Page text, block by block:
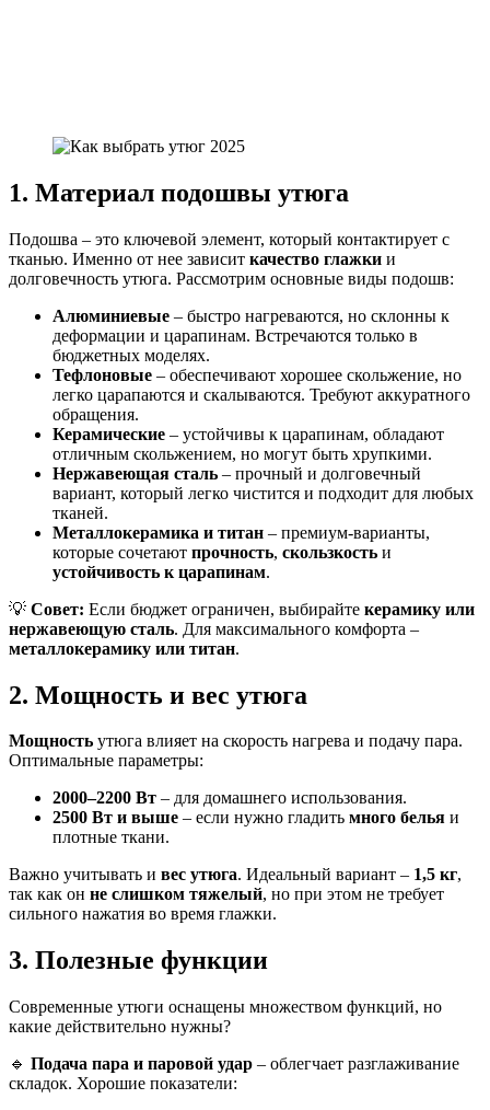
1. Материал подошвы утюга
Подошва – это ключевой элемент, который контактирует с
тканью. Именно от нее зависит качество глажки и
долговечность утюга. Рассмотрим основные виды подошв:
Алюминиевые – быстро нагреваются, но склонны к
деформации и царапинам. Встречаются только в
бюджетных моделях.
Тефлоновые – обеспечивают хорошее скольжение, но
легко царапаются и скалываются. Требуют аккуратного
обращения.
Керамические – устойчивы к царапинам, обладают
отличным скольжением, но могут быть хрупкими.
Нержавеющая сталь – прочный и долговечный
вариант, который легко чистится и подходит для любых
тканей.
Металлокерамика и титан – премиум-варианты,
которые сочетают прочность, скользкость и
устойчивость к царапинам.
💡 Совет: Если бюджет ограничен, выбирайте керамику или
нержавеющую сталь. Для максимального комфорта –
металлокерамику или титан.
2. Мощность и вес утюга
Мощность утюга влияет на скорость нагрева и подачу пара.
Оптимальные параметры:
2000–2200 Вт – для домашнего использования.
2500 Вт и выше – если нужно гладить много белья и
плотные ткани.
Важно учитывать и вес утюга. Идеальный вариант – 1,5 кг,
так как он не слишком тяжелый, но при этом не требует
сильного нажатия во время глажки.
3. Полезные функции
Современные утюги оснащены множеством функций, но
какие действительно нужны?
🔹 Подача пара и паровой удар – облегчает разглаживание
складок. Хорошие показатели: